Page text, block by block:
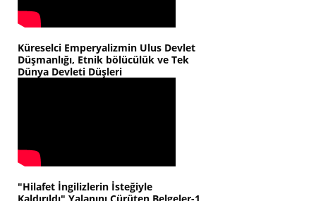
Küreselci Emperyalizmin Ulus Devlet
Düşmanlığı, Etnik bölücülük ve Tek
Dünya Devleti Düşleri
"Hilafet İngilizlerin İsteğiyle